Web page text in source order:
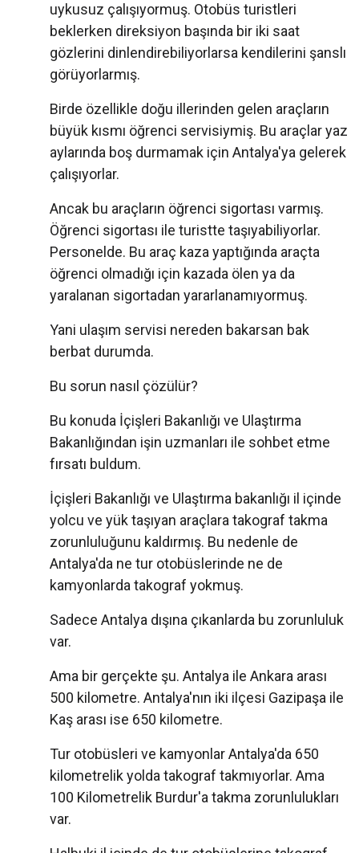
uykusuz çalışıyormuş. Otobüs turistleri
beklerken direksiyon başında bir iki saat
gözlerini dinlendirebiliyorlarsa kendilerini şanslı
görüyorlarmış.
Birde özellikle doğu illerinden gelen araçların
büyük kısmı öğrenci servisiymiş. Bu araçlar yaz
aylarında boş durmamak için Antalya'ya gelerek
çalışıyorlar.
Ancak bu araçların öğrenci sigortası varmış.
Öğrenci sigortası ile turistte taşıyabiliyorlar.
Personelde. Bu araç kaza yaptığında araçta
öğrenci olmadığı için kazada ölen ya da
yaralanan sigortadan yararlanamıyormuş.
Yani ulaşım servisi nereden bakarsan bak
berbat durumda.
Bu sorun nasıl çözülür?
Bu konuda İçişleri Bakanlığı ve Ulaştırma
Bakanlığından işin uzmanları ile sohbet etme
fırsatı buldum.
İçişleri Bakanlığı ve Ulaştırma bakanlığı il içinde
yolcu ve yük taşıyan araçlara takograf takma
zorunluluğunu kaldırmış. Bu nedenle de
Antalya'da ne tur otobüslerinde ne de
kamyonlarda takograf yokmuş.
Sadece Antalya dışına çıkanlarda bu zorunluluk
var.
Ama bir gerçekte şu. Antalya ile Ankara arası
500 kilometre. Antalya'nın iki ilçesi Gazipaşa ile
Kaş arası ise 650 kilometre.
Tur otobüsleri ve kamyonlar Antalya'da 650
kilometrelik yolda takograf takmıyorlar. Ama
100 Kilometrelik Burdur'a takma zorunlulukları
var.